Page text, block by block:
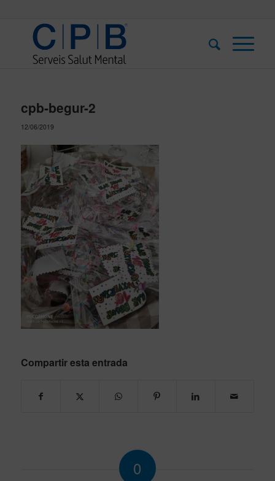
cpb-begur-2
12/06/2019
Compartir esta entrada
0